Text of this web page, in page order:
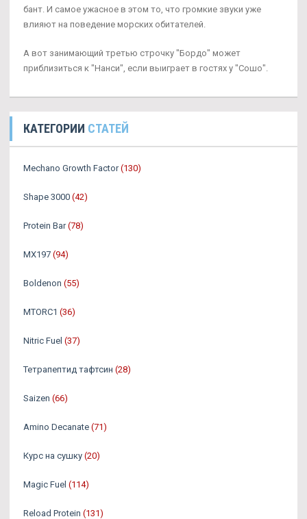
бант. И самое ужасное в этом то, что громкие звуки уже
влияют на поведение морских обитателей.
А вот занимающий третью строчку "Бордо" может
приблизиться к "Нанси", если выиграет в гостях у "Сошо".
КАТЕГОРИИ СТАТЕЙ
Mechano Growth Factor (130)
Shape 3000 (42)
Protein Bar (78)
MX197 (94)
Boldenon (55)
MTORC1 (36)
Nitric Fuel (37)
Тетрапептид тафтсин (28)
Saizen (66)
Amino Decanate (71)
Курс на сушку (20)
Magic Fuel (114)
Reload Protein (131)